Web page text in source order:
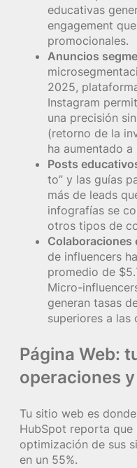
educativas
engagement
promocionales.
Anuncios
2025,
Instagram
una precisión
(retorno de la
ha aumentado
Posts
to” y las guías
más de leads
infografías se
otros tipos de
Colaboraciones
de influencers
promedio de
Micro-
generan tasas
superiores a las
Página Web:
operaciones
Tu sitio web es
HubSpot reporta que
optimización de sus
en un 55%.